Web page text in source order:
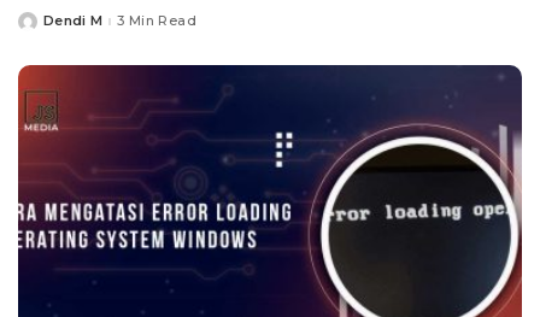
PostedDendi M 3 Min Read